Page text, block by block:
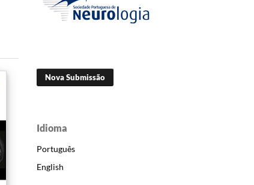
Nova Submissão
Idioma
Português
English